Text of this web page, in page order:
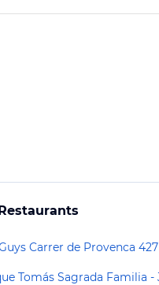
Carrer de Provenca 427